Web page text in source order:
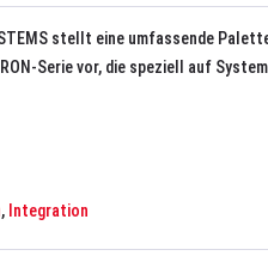
stellt eine umfassende
Serie vor, die speziell auf
, Integration